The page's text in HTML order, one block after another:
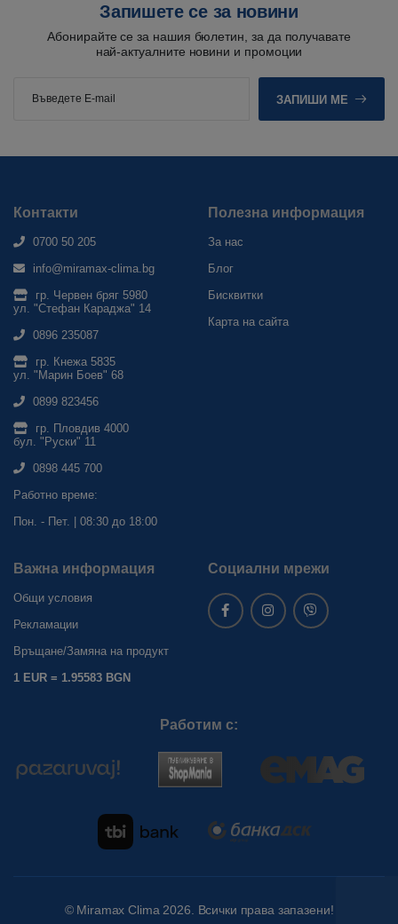
Запишете се за новини
Абонирайте се за нашия бюлетин, за да получавате
най-актуалните новини и промоции
ЗАПИШИ МЕ
Контакти
0700 50 205
info@miramax-clima.bg
гр. Червен бряг 5980
ул. "Стефан Караджа" 14
0896 235087
гр. Кнежа 5835
ул. "Марин Боев" 68
0899 823456
гр. Пловдив 4000
бул. "Руски" 11
0898 445 700
Работно време:
Пон. - Пет. | 08:30 до 18:00
Полезна информация
За нас
Блог
Бисквитки
Карта на сайта
Важна информация
Общи условия
Рекламации
Връщане/Замяна на продукт
1 EUR = 1.95583 BGN
Социални мрежи
Работим с:
© Miramax Clima 2026. Всички права запазени!